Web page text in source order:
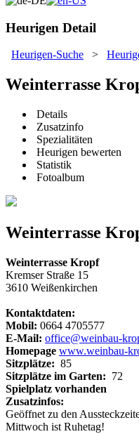
Heurigen Detail
Heurigen-Suche >
Weinterrasse
Details
Zusatzinfo
Spezialitäten
Heurigen bewerten
Statistik
Fotoalbum
Weinterrasse
Weinterrasse Kropf
Kremser Straße 15
3610 Weißenkirchen
Kontaktdaten:
Mobil: 0664 4705577
E-Mail: office@weinbau-
Homepage www.weinbau-
Sitzplätze: 85
Sitzplätze im Garten: 72
Spielplatz vorhanden
Zusatzinfos:
Geöffnet zu den
Mittwoch ist Ruhetag!